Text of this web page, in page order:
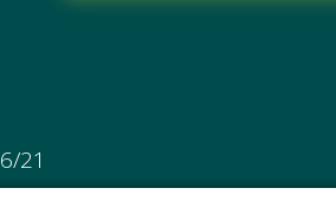
21